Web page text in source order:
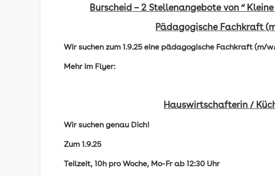
Burscheid – 2 Stellenangebote von “
Pädagogische Fachkraft
Wir suchen zum 1.9.25 eine pädagogische Fachkraft (m/
Mehr im Flyer:
Hauswirtschafterin /
Wir suchen genau Dich!
Zum 1.9.25
Teilzeit, 10h pro Woche, Mo-Fr ab 12:30 Uhr